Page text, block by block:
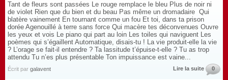
Tant de fleurs sont passées Le rouge remplace le bleu Plus de noir ni
de violet Rien que du bien et du beau Pas même un dromadaire Qui
blatère vainement En tournant comme un fou Et toi, dans ta prison
dorée Agenouillé à terre sans force Qui macère tes déconvenues Ouvre
les yeux et vois Le piano qui part au loin Les toiles qui naviguent Les
poèmes qui s’égaillent Automatique, disais-tu ! La vie produit-elle la vie
? L’orage se fait-il entendre ? Ta lassitude t’épuise-t-elle ? Tu as trop
attendu Tu n’es plus présentable Ton impuissance est vaine...
Écrit par galavent Lire la suite 0